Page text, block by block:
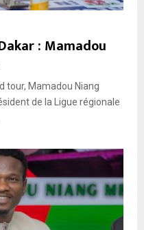
: Mamadou
tour, Mamadou Niang
de la Ligue régionale